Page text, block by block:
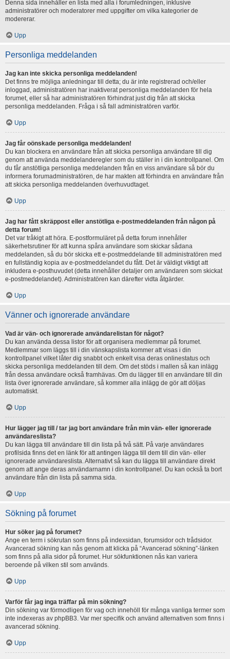
Denna sida innehåller en lista med alla i forumledningen, inklusive
administratörer och moderatorer med uppgifter om vilka kategorier de
modererar.
Upp
Personliga meddelanden
Jag kan inte skicka personliga meddelanden!
Det finns tre möjliga anledningar till detta; du är inte registrerad och/eller
inloggad, administratören har inaktiverat personliga meddelanden för hela
forumet, eller så har administratören förhindrat just dig från att skicka
personliga meddelanden. Fråga i så fall administratören varför.
Upp
Jag får oönskade personliga meddelanden!
Du kan blockera en användare från att skicka personliga användare till dig
genom att använda meddelanderegler som du ställer in i din kontrollpanel. Om
du får anstötliga personliga meddelanden från en viss användare så bör du
informera forumadministratören, de har makten att förhindra en användare från
att skicka personliga meddelanden överhuvudtaget.
Upp
Jag har fått skräppost eller anstötliga e-postmeddelanden från någon på
detta forum!
Det var tråkigt att höra. E-postformuläret på detta forum innehåller
säkerhetsrutiner för att kunna spåra användare som skickar sådana
meddelanden, så du bör skicka ett e-postmeddelande till administratören med
en fullständig kopia av e-postmeddelandet du fått. Det är väldigt viktigt att
inkludera e-posthuvudet (detta innehåller detaljer om användaren som skickat
e-postmeddelandet). Administratören kan därefter vidta åtgärder.
Upp
Vänner och ignorerade användare
Vad är vän- och ignorerade användarelistan för något?
Du kan använda dessa listor för att organisera medlemmar på forumet.
Medlemmar som läggs till i din vänskapslista kommer att visas i din
kontrollpanel vilket låter dig snabbt och enkelt visa deras onlinestatus och
skicka personliga meddelanden till dem. Om det stöds i mallen så kan inlägg
från dessa användare också framhävas. Om du lägger till en användare till din
lista över ignorerade användare, så kommer alla inlägg de gör att döljas
automatiskt.
Upp
Hur lägger jag till / tar jag bort användare från min vän- eller ignorerade
användareslista?
Du kan lägga till användare till din lista på två sätt. På varje användares
profilsida finns det en länk för att antingen lägga till dem till din vän- eller
ignorerade användareslista. Alternativt så kan du lägga till användare direkt
genom att ange deras användarnamn i din kontrollpanel. Du kan också ta bort
användare från din lista på samma sida.
Upp
Sökning på forumet
Hur söker jag på forumet?
Ange en term i sökrutan som finns på indexsidan, forumsidor och trådsidor.
Avancerad sökning kan nås genom att klicka på “Avancerad sökning”-länken
som finns på alla sidor på forumet. Hur sökfunktionen nås kan variera
beroende på vilken stil som används.
Upp
Varför får jag inga träffar på min sökning?
Din sökning var förmodligen för vag och innehöll för många vanliga termer som
inte indexeras av phpBB3. Var mer specifik och använd alternativen som finns i
avancerad sökning.
Upp